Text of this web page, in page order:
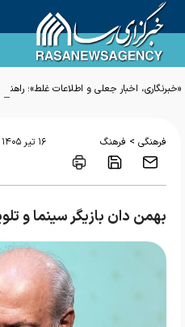
«خبرنگاری، اخبار جعلی و اطلاعات غلط»؛
فرهنگی > فرهنگ ۱۶ تير ۱۴۰۵ - ۱۵:۲۶
بهمن دان بازیگر سینما و